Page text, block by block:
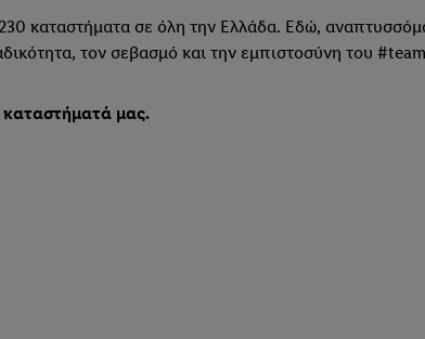
καταστήματα σε όλη την Ελλάδα. Εδώ,
τον σεβασμό και την εμπιστοσύνη του
μας.